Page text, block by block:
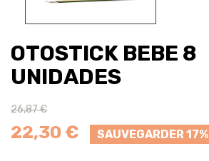
OTOSTICK BEBE 8
UNIDADES
26,87 €
22,30 € SAUVEGARDER 17%